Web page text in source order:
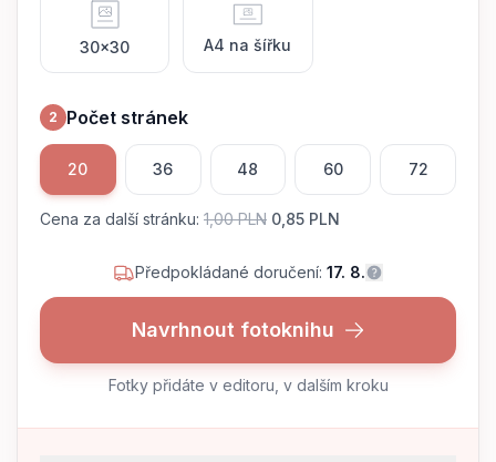
30x30 A4 na šířku
2 Počet stránek
20 36 48 60 72
Cena za další stránku: 1,00 PLN 0,85 PLN
Předpokládané doručení: 17. 8.
Navrhnout fotoknihu
Fotky přidáte v editoru, v dalším kroku